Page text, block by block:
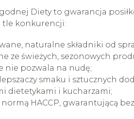
Diety to gwarancja
tle konkurencji:
naturalne składniki od
ze świeżych, sezonowych
nie pozwala na nudę;
smaku i sztucznych
dietetykami i kucharzami;
HACCP, gwarantującą